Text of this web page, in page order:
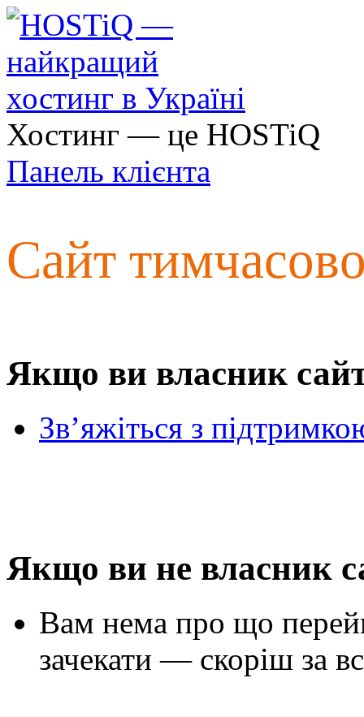
Хостинг — це HOSTiQ
Панель клієнта
Сайт
Якщо ви власник
Зв’яжіться з
Якщо ви не власник
Вам нема про що
зачекати — скоріш за